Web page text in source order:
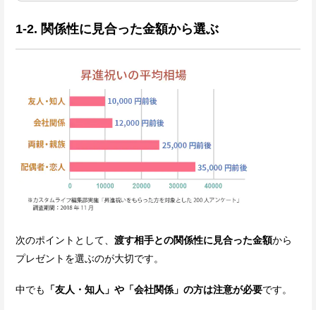
1-2. 関係性に見合った金額から選ぶ
次のポイントとして、 渡す相手との関係性に見合った金額から
プレゼントを選ぶのが大切です。
中でも 「友人・知人」や「会社関係」の方は注意が必要です。